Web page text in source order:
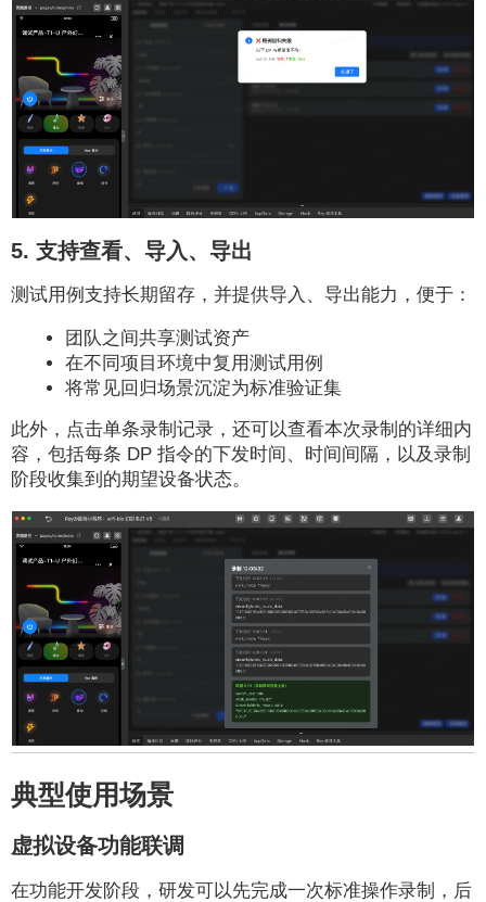
5. 支持查看、导入、导出
测试用例支持长期留存，并提供导入、导出能力，便于：
团队之间共享测试资产
在不同项目环境中复用测试用例
将常见回归场景沉淀为标准验证集
此外，点击单条录制记录，还可以查看本次录制的详细内
容，包括每条 DP 指令的下发时间、时间间隔，以及录制
阶段收集到的期望设备状态。
典型使用场景
虚拟设备功能联调
在功能开发阶段，研发可以先完成一次标准操作录制，后